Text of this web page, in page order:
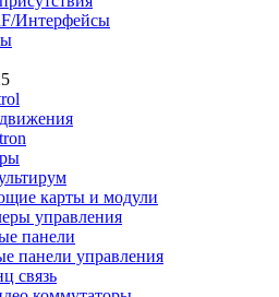
Интерфейсы
карты и модули
управления
панели
панели управления
связь